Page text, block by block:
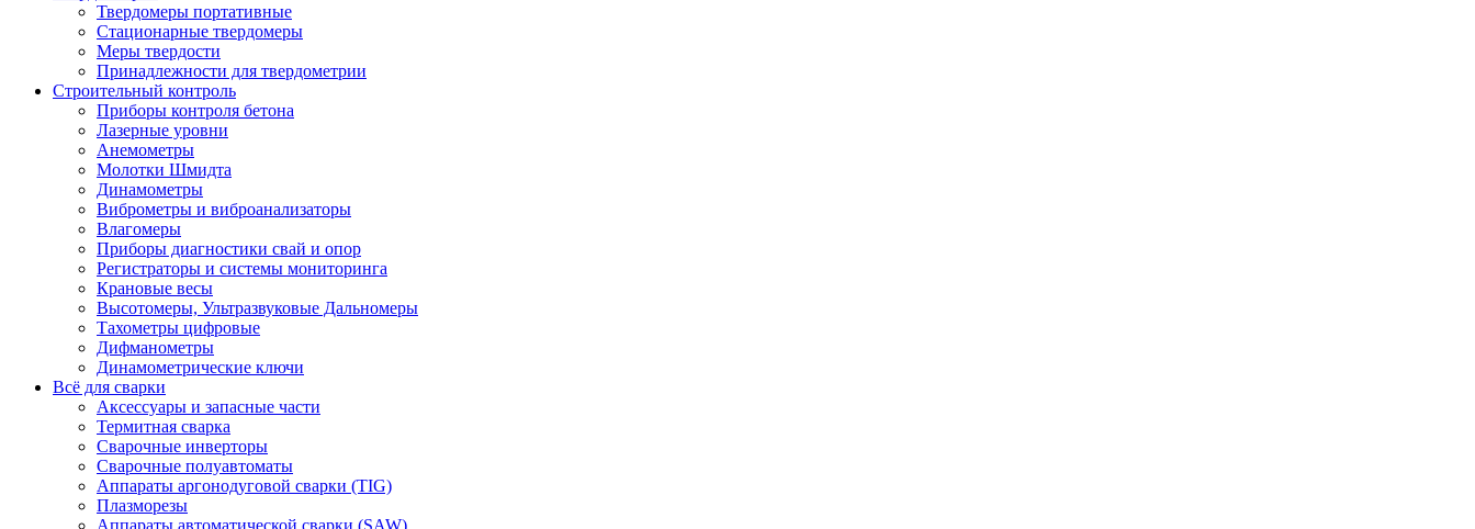
Твердомеры портативные
Стационарные твердомеры
Меры твердости
Принадлежности для твердометрии
Строительный контроль
Приборы контроля бетона
Лазерные уровни
Анемометры
Молотки Шмидта
Динамометры
Виброметры и виброанализаторы
Влагомеры
Приборы диагностики свай и опор
Регистраторы и системы мониторинга
Крановые весы
Высотомеры, Ультразвуковые Дальномеры
Тахометры цифровые
Дифманометры
Динамометрические ключи
Всё для сварки
Аксессуары и запасные части
Термитная сварка
Сварочные инверторы
Сварочные полуавтоматы
Аппараты аргонодуговой сварки (TIG)
Плазморезы
Аппараты автоматической сварки (SAW)